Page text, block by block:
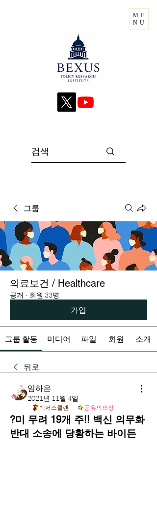
ME
NU
그룹
의료보건 / Healthcare
공개 · 회원 33명
가입
그룹 활동 미디어 파일 회원 소개
뒤로
임하은
2021년 11월 4일
백서스클랜 공유의요정
?미 무려 19개 주!! 백신 의무화
반대 소송에 당황하는 바이든